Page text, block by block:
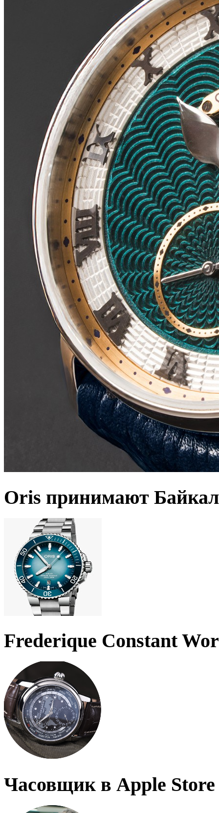
Oris принимают
Frederique Constant
Часовщик в Apple Store